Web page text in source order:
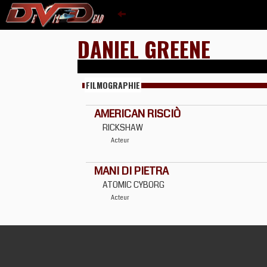
DANIEL GREENE
FILMOGRAPHIE
AMERICAN RISCIÒ
RICKSHAW
Acteur
MANI DI PIETRA
ATOMIC CYBORG
Acteur